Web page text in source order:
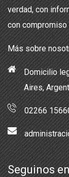
verdad, con
con compromiso
Más sobre
Domicilio
Aires,
02266
Seguinos